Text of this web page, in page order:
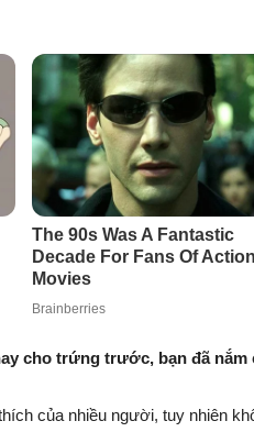
cho trứng trước, bạn đã nắm
của nhiều người, tuy nhiên